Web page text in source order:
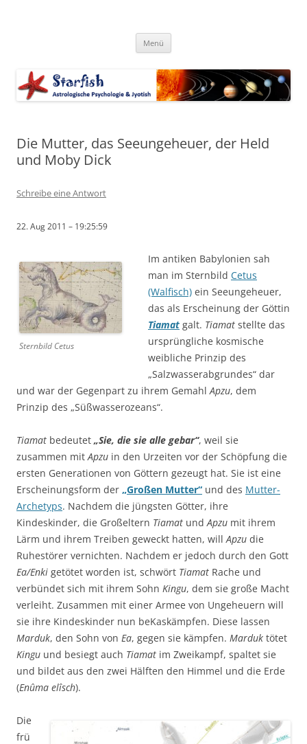
Menü
Die Mutter, das Seeungeheuer, der Held
und Moby Dick
Schreibe eine Antwort
22. Aug 2011 – 19:25:59
Sternbild Cetus
Im antiken Babylonien sah
man im Sternbild Cetus
(Walfisch) ein Seeungeheuer,
das als Erscheinung der Göttin
Tiamat galt. Tiamat stellte das
ursprüngliche kosmische
weibliche Prinzip des
„Salzwasserabgrundes“ dar
und war der Gegenpart zu ihrem Gemahl Apzu, dem
Prinzip des „Süßwasserozeans“.
Tiamat bedeutet „Sie, die sie alle gebar“, weil sie
zusammen mit Apzu in den Urzeiten vor der Schöpfung die
ersten Generationen von Göttern gezeugt hat. Sie ist eine
Erscheinungsform der „Großen Mutter“ und des Mutter-
Archetyps. Nachdem die jüngsten Götter, ihre
Kindeskinder, die Großeltern Tiamat und Apzu mit ihrem
Lärm und ihrem Treiben geweckt hatten, will Apzu die
Ruhestörer vernichten. Nachdem er jedoch durch den Gott
Ea/Enki getötet worden ist, schwört Tiamat Rache und
verbündet sich mit ihrem Sohn Kingu, dem sie große Macht
verleiht. Zusammen mit einer Armee von Ungeheuern will
sie ihre Kindeskinder nun beKaskämpfen. Diese lassen
Marduk, den Sohn von Ea, gegen sie kämpfen. Marduk tötet
Kingu und besiegt auch Tiamat im Zweikampf, spaltet sie
und bildet aus den zwei Hälften den Himmel und die Erde
(Enûma elîsch).
Die
frü